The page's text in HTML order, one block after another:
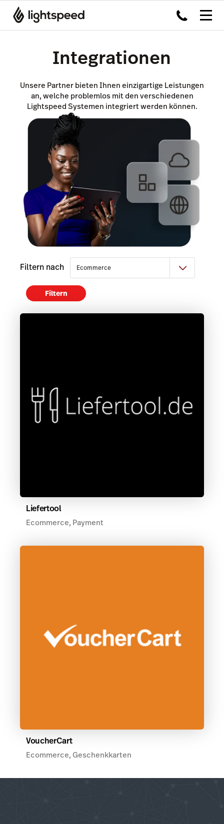
Integrationen
Unsere Partner bieten Ihnen einzigartige Leistungen
an, welche problemlos mit den verschiedenen
Lightspeed Systemen integriert werden können.
Filtern nach
Filtern
Liefertool
Ecommerce, Payment
VoucherCart
Ecommerce, Geschenkkarten